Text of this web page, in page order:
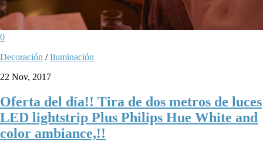
0
Decoración /Iluminación
22 Nov, 2017
Oferta del día!! Tira de dos metros de luces
LED lightstrip Plus Philips Hue White and
color ambiance,!!